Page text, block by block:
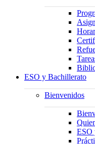
ESO y Bachillerato
Bienvenidos
ESO